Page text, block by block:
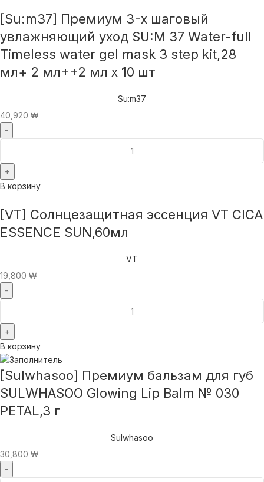
[Su:m37] Премиум 3-х шаговый
увлажняющий уход SU:M 37 Water-full
Timeless water gel mask 3 step kit,28
мл+ 2 мл++2 мл x 10 шт
Su:m37
40,920 ₩
В корзину
[VT] Солнцезащитная эссенция VT CICA
ESSENCE SUN,60мл
VT
19,800 ₩
В корзину
[Sulwhasoo] Премиум бальзам для губ
SULWHASOO Glowing Lip Balm № 030
PETAL,3 г
Sulwhasoo
30,800 ₩